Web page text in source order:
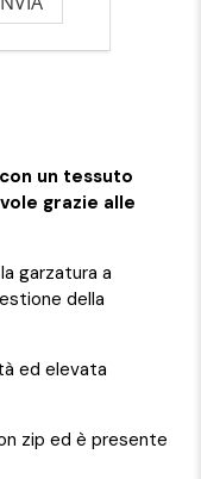
un tessuto
grazie alle
garzatura a
della
ed elevata
zip ed è presente